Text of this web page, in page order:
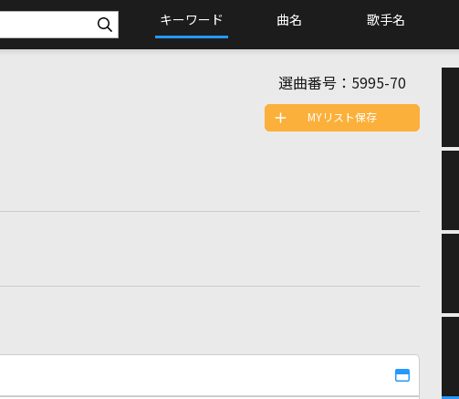
キーワード 曲名 歌手名
選曲番号： 5995-70
MYリスト保存